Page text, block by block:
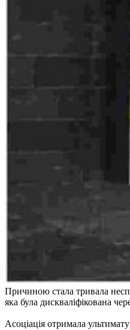
Причиною стала тривала
яка була дискваліфікована
Асоціація отримала